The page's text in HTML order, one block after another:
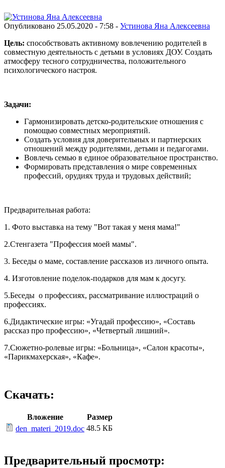
Опубликовано 25.05.2020 - 7:58 - Устинова Яна Алексеевна
Цель: способствовать активному вовлечению родителей в
совместную деятельность с детьми в условиях ДОУ. Создать
атмосферу тесного сотрудничества, положительного
психологического настроя.
Задачи:
Гармонизировать детско-родительские отношения с
помощью совместных мероприятий.
Создать условия для доверительных и партнерских
отношений между родителями, детьми и педагогами.
Вовлечь семью в единое образовательное пространство.
Формировать представления о мире современных
профессий, орудиях труда и трудовых действий;
Предварительная работа:
1. Фото выставка на тему "Вот такая у меня мама!"
2.Стенгазета "Профессия моей мамы".
3. Беседы о маме, составление рассказов из личного опыта.
4. Изготовление поделок-подарков для мам к досугу.
5.Беседы о профессиях, рассматривание иллюстраций о
профессиях.
6.Дидактические игры: «Угадай профессию», «Составь
рассказ про профессию», «Четвертый лишний».
7.Сюжетно-ролевые игры: «Больница», «Салон красоты»,
«Парикмахерская», «Кафе».
Скачать:
Вложение
Размер
den_materi_2019.doc 48.5 КБ
Предварительный просмотр: